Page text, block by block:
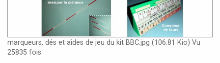
marqueurs, dés et aides de jeu du kit BBC.jpg (106.81 Kio) Vu
25835 fois